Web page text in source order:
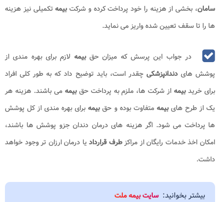
سامان، بخشی از هزینه را خود پرداخت کرده و شرکتبیمه تکمیلی نیز هزینه
ها را تا سقف تعیین شده واریز می نماید.
در جواب این پرسش که میزان حقبیمه لازم برای بهره مندی از
پوشش هایدندانپزشکیچقدر است، باید توضیح داد که به طور کلی افراد
برای خریدبیمه از شرکت ها، ملزم به پرداخت حقبیمهمی باشند. هزینه هر
یک از طرح هایبیمهمتفاوت بوده و حقبیمه برای بهره مندی از کل پوشش
ها پرداخت می شود. اگر هزینه های درمان دندان جزو پوشش ها باشند،
امکان اخذ خدمات رایگان از مراکزطرف قرارداد یا درمان ارزان تر وجود خواهد
داشت.
بیشتر بخوانید: سایت بیمه ملت